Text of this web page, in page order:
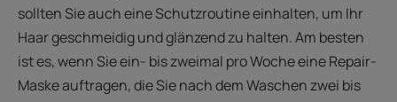
sollten Sie auch eine Schutzroutine einhalten, um Ihr
Haar geschmeidig und glänzend zu halten. Am besten
ist es, wenn Sie ein- bis zweimal pro Woche eine Repair-
Maske auftragen, die Sie nach dem Waschen zwei bis